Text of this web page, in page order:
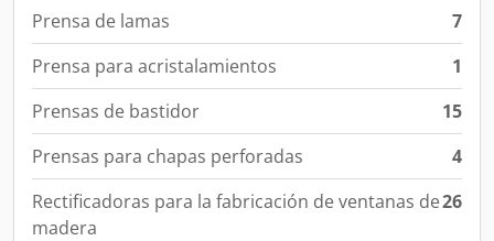
Prensa de lamas
7
Prensa para acristalamientos
1
Prensas de bastidor
15
Prensas para chapas perforadas
4
Rectificadoras para la fabricación de ventanas de
madera
26